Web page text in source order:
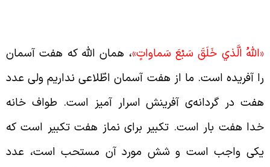
الَّذي خَلَقَ سَبْعَ سَماواتٍ»، همان الله که هفت آسمان
آفریده است. ما از هفت آسمان اطّلاعی نداریم ولی عدد
در گردانه‌ی آفرینش اسرار آمیز است. طواف خانه
هفت بار است. تکبیر برای نماز هفت تکبیر است که
واجب است و شش مورد آن مستحب است، عدد